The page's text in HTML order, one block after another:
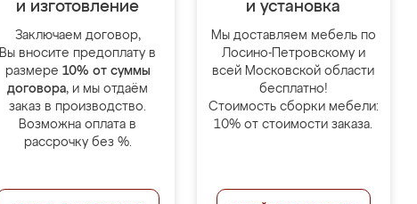
и изготовление
Заключаем договор,
Вы вносите предоплату в
размере 10% от суммы
договора, и мы отдаём
заказ в производство.
Возможна оплата в
рассрочку без %.
и установка
Мы доставляем мебель по
Лосино-Петровскому и
всей Московской области
бесплатно!
Стоимость сборки мебели:
10% от стоимости заказа.